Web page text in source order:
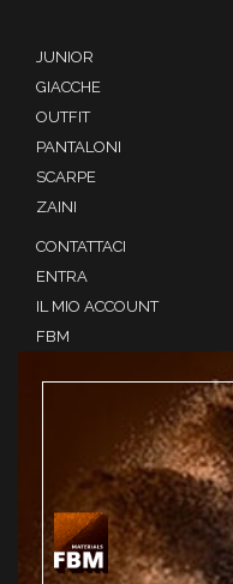
JUNIOR
GIACCHE
OUTFIT
PANTALONI
SCARPE
ZAINI
CONTATTACI
ENTRA
IL MIO ACCOUNT
FBM